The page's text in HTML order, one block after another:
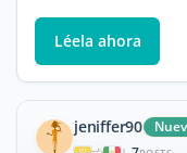
Léela ahora
jeniffer90